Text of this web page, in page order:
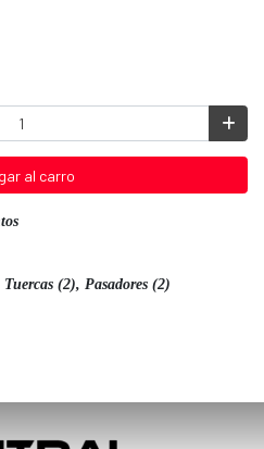
al carro
(2), Pasadores (2)